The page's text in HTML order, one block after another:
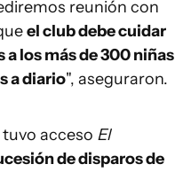
reunión con
el club debe cuidar
los más de 300 niñas
a diario", aseguraron.
tuvo acceso El
de disparos de